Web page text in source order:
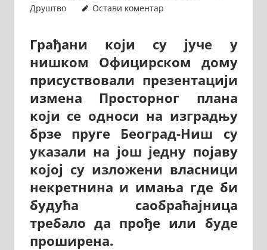
Друштво
Остави коментар
Грађани који су јуче у
нишком Официрском дому
присуствовали презентацији
измена Просторног плана
који се односи на изградњу
брзе пруге Београд-Ниш су
указали на још једну појаву
којој су изложени власници
некретнина и имања где би
будућа саобраћајница
требало да прође или буде
проширена.